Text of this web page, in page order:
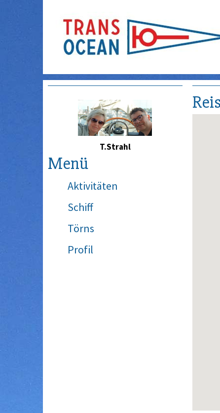
T.Strahl
Menü
Aktivitäten
Schiff
Törns
Profil